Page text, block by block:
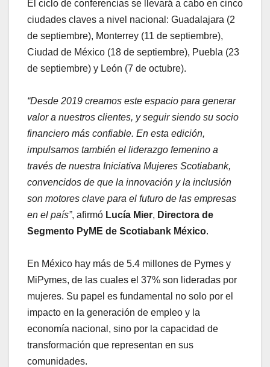
El ciclo de conferencias se llevará a cabo en cinco
ciudades claves a nivel nacional: Guadalajara (2
de septiembre), Monterrey (11 de septiembre),
Ciudad de México (18 de septiembre), Puebla (23
de septiembre) y León (7 de octubre).
“Desde 2019 creamos este espacio para generar
valor a nuestros clientes, y seguir siendo su socio
financiero más confiable. En esta edición,
impulsamos también el liderazgo femenino a
través de nuestra Iniciativa Mujeres Scotiabank,
convencidos de que la innovación y la inclusión
son motores clave para el futuro de las empresas
en el país”, afirmó Lucía Mier, Directora de
Segmento PyME de Scotiabank México.
En México hay más de 5.4 millones de Pymes y
MiPymes, de las cuales el 37% son lideradas por
mujeres. Su papel es fundamental no solo por el
impacto en la generación de empleo y la
economía nacional, sino por la capacidad de
transformación que representan en sus
comunidades.